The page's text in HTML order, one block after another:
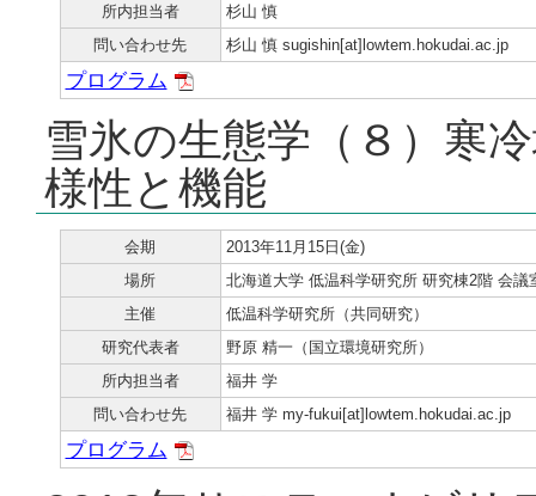
所内担当者
杉山 慎
問い合わせ先
杉山 慎 sugishin[at]lowtem.hokudai.ac.jp
プログラム
雪氷の生態学（８）寒
様性と機能
会期
2013年11月15日(金)
場所
北海道大学 低温科学研究所 研究棟2階 会議
主催
低温科学研究所（共同研究）
研究代表者
野原 精一（国立環境研究所）
所内担当者
福井 学
問い合わせ先
福井 学 my-fukui[at]lowtem.hokudai.ac.jp
プログラム